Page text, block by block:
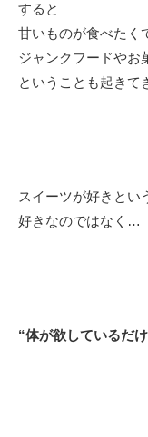
すると
甘いものが食べたく
ジャンクフードやお
ということも起きて
スイーツが好きとい
好きなのではなく…
“体が欲しているだ